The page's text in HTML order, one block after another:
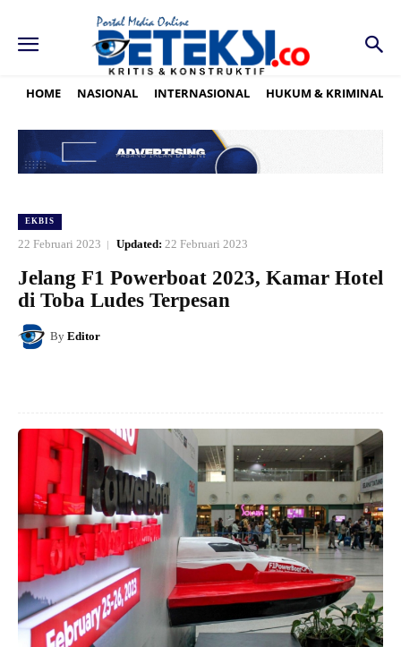
HOME NASIONAL INTERNASIONAL HUKUM & KRIMINAL
EKBIS
22 Februari 2023 Updated: 22 Februari 2023
Jelang F1 Powerboat 2023, Kamar Hotel
di Toba Ludes Terpesan
By Editor